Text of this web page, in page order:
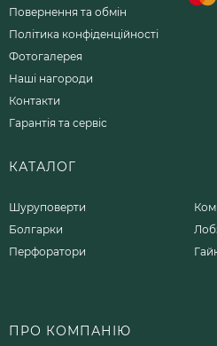
Повернення та обмін
Політика конфіденційності
Фотогалерея
Наші нагороди
Контакти
Гарантія та сервіс
КАТАЛОГ
Шуруповерти
Болгарки
Перфоратори
ПРО КОМПАНІЮ